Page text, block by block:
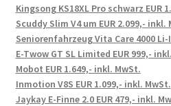
Kingsong KS18XL Pro schwarz EUR
Scuddy Slim V4 um EUR 2.099,- inkl.
Seniorenfahrzeug Vita Care 4000 Li-
E-Twow GT SL Limited EUR 999,-
Mobot EUR 1.649,- inkl. MwSt.
Inmotion V8S EUR 1.099,- inkl. MwSt.
Jaykay E-Finne 2.0 EUR 479,- inkl.